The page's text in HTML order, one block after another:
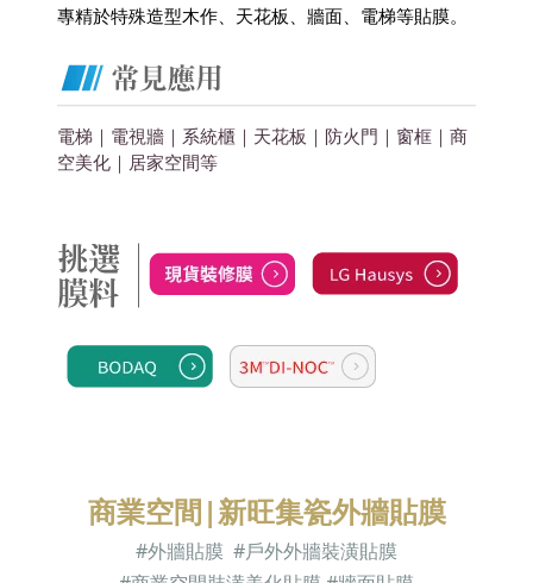
專精於特殊造型木作、天花板、牆面、電梯等貼膜。
電梯｜電視牆｜系統櫃｜天花板｜防火門｜窗框｜商
空美化 ｜居家空間等
商業空間|新旺集瓷外牆貼膜
#外牆貼膜 #戶外外牆裝潢貼膜